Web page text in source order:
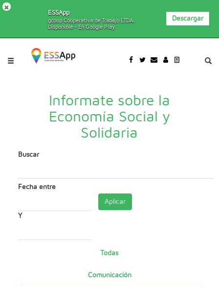
×
ESSApp
gcoop Cooperativa de Trabajo LTDA.
Disponible - En Google Play
Descargar
Informate sobre la
Economía Social y
Solidaria
Buscar
Fecha entre
Y
Aplicar
Todas
Comunicación